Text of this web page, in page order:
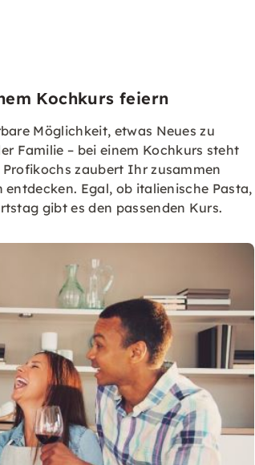
Kochkurs feiern
Möglichkeit, etwas Neues zu
Familie – bei einem Kochkurs steht
zaubert Ihr zusammen
Egal, ob italienische Pasta,
gibt es den passenden Kurs.